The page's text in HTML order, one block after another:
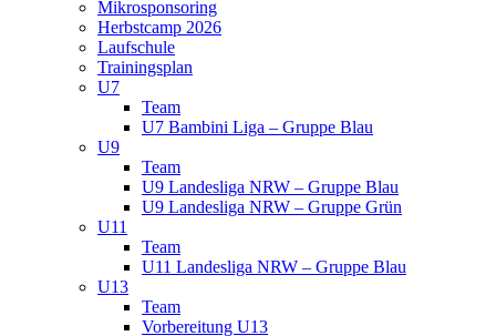
Mikrosponsoring
Herbstcamp 2026
Laufschule
Trainingsplan
U7
Team
U7 Bambini Liga – Gruppe Blau
U9
Team
U9 Landesliga NRW – Gruppe Blau
U9 Landesliga NRW – Gruppe Grün
U11
Team
U11 Landesliga NRW – Gruppe Blau
U13
Team
Vorbereitung U13